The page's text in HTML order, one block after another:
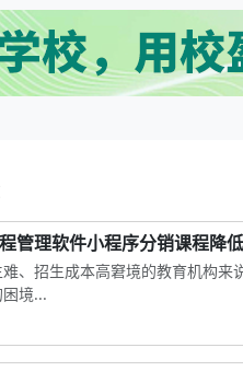
管理软件小程序分销课程降
、招生成本高窘境的教育机构
境...